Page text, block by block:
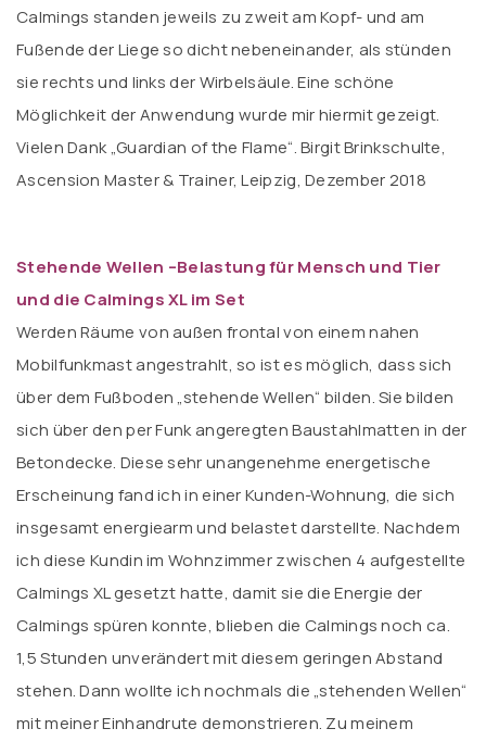
Calmings standen jeweils zu zweit am Kopf- und am
Fußende der Liege so dicht nebeneinander, als stünden
sie rechts und links der Wirbelsäule. Eine schöne
Möglichkeit der Anwendung wurde mir hiermit gezeigt.
Vielen Dank „Guardian of the Flame“. Birgit Brinkschulte,
Ascension Master & Trainer, Leipzig, Dezember 2018
Stehende Wellen –Belastung für Mensch und Tier
und die Calmings XL im Set
Werden Räume von außen frontal von einem nahen
Mobilfunkmast angestrahlt, so ist es möglich, dass sich
über dem Fußboden „stehende Wellen“ bilden. Sie bilden
sich über den per Funk angeregten Baustahlmatten in der
Betondecke. Diese sehr unangenehme energetische
Erscheinung fand ich in einer Kunden-Wohnung, die sich
insgesamt energiearm und belastet darstellte. Nachdem
ich diese Kundin im Wohnzimmer zwischen 4 aufgestellte
Calmings XL gesetzt hatte, damit sie die Energie der
Calmings spüren konnte, blieben die Calmings noch ca.
1,5 Stunden unverändert mit diesem geringen Abstand
stehen. Dann wollte ich nochmals die „stehenden Wellen“
mit meiner Einhandrute demonstrieren. Zu meinem